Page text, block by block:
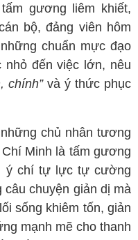
gương liêm khiết,
bộ, đảng viên hôm
chuẩn mực đạo
đến việc lớn, nêu
chính”và ý thức phục
chủ nhân tương
Minh là tấm gương
ý chí tự lực tự cường
chuyện giản dị mà
sống khiêm tốn, giản
mạnh mẽ cho thanh